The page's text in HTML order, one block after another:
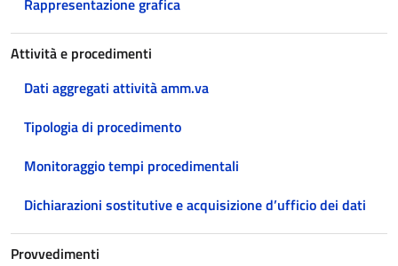
Rappresentazione grafica
Attività e procedimenti
Dati aggregati attività amm.va
Tipologia di procedimento
Monitoraggio tempi procedimentali
Dichiarazioni sostitutive e acquisizione d’ufficio dei dati
Provvedimenti